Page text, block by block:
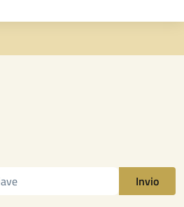
Invio